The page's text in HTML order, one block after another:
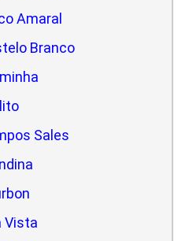
Amaral
Branco
Sales
Vista